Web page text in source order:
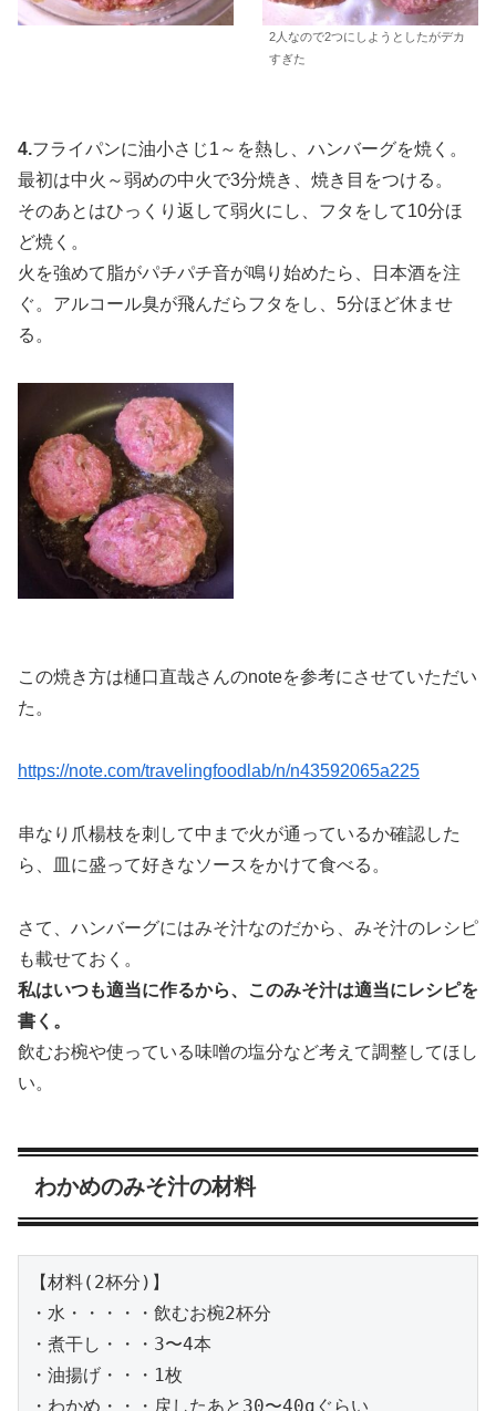
2人なので2つにしようとしたがデカ
すぎた
4.フライパンに油小さじ1～を熱し、ハンバーグを焼く。
最初は中火～弱めの中火で3分焼き、焼き目をつける。
そのあとはひっくり返して弱火にし、フタをして10分ほ
ど焼く。
火を強めて脂がパチパチ音が鳴り始めたら、日本酒を注
ぐ。アルコール臭が飛んだらフタをし、5分ほど休ませ
る。
この焼き方は樋口直哉さんのnoteを参考にさせていただい
た。
https://note.com/travelingfoodlab/n/n43592065a225
串なり爪楊枝を刺して中まで火が通っているか確認した
ら、皿に盛って好きなソースをかけて食べる。
さて、ハンバーグにはみそ汁なのだから、みそ汁のレシピ
も載せておく。
私はいつも適当に作るから、このみそ汁は適当にレシピを
書く。
飲むお椀や使っている味噌の塩分など考えて調整してほし
い。
わかめのみそ汁の材料
【材料(2杯分)】
・水・・・・・飲むお椀2杯分
・煮干し・・・3〜4本
・油揚げ・・・1枚
・わかめ・・・戻したあと30〜40gぐらい